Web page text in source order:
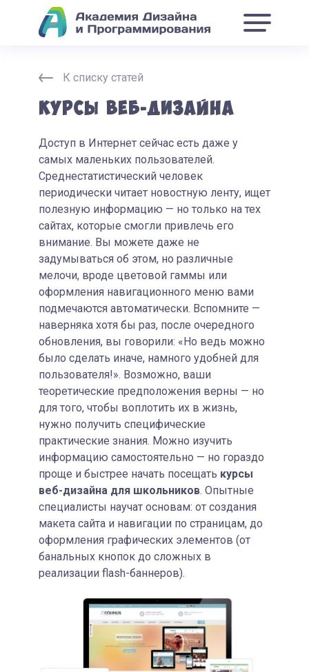
К списку статей
Курсы веб-дизайна
Доступ в Интернет сейчас есть даже у
самых маленьких пользователей.
Среднестатистический человек
периодически читает новостную ленту, ищет
полезную информацию — но только на тех
сайтах, которые смогли привлечь его
внимание. Вы можете даже не
задумываться об этом, но различные
мелочи, вроде цветовой гаммы или
оформления навигационного меню вами
подмечаются автоматически. Вспомните —
наверняка хотя бы раз, после очередного
обновления, вы говорили: «Но ведь можно
было сделать иначе, намного удобней для
пользователя!». Возможно, ваши
теоретические предположения верны — но
для того, чтобы воплотить их в жизнь,
нужно получить специфические
практические знания. Можно изучить
информацию самостоятельно — но гораздо
проще и быстрее начать посещать курсы
веб-дизайна для школьников. Опытные
специалисты научат основам: от создания
макета сайта и навигации по страницам, до
оформления графических элементов (от
банальных кнопок до сложных в
реализации flash-баннеров).